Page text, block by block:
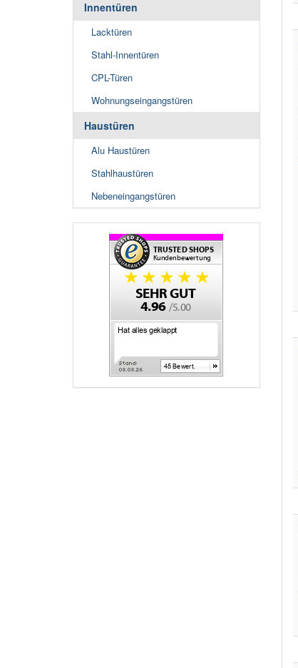
Innentüren
Lacktüren
Stahl-Innentüren
CPL-Türen
Wohnungseingangstüren
Haustüren
Alu Haustüren
Stahlhaustüren
Nebeneingangstüren